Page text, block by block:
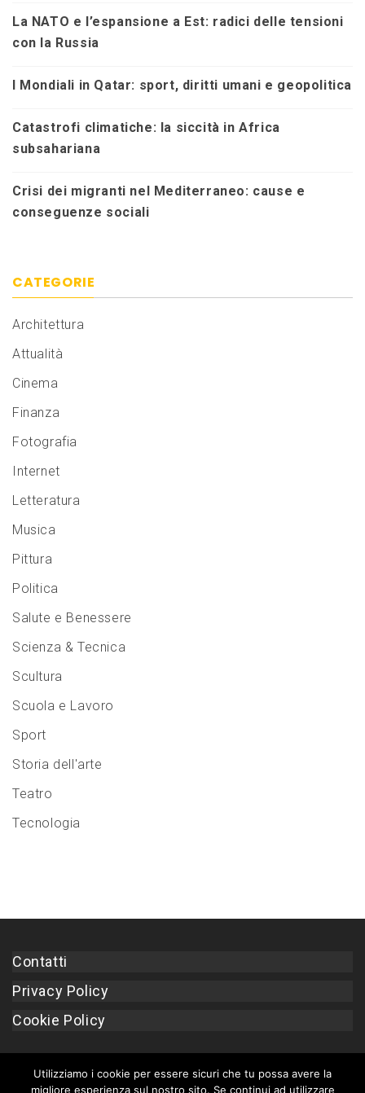
La NATO e l’espansione a Est: radici delle tensioni
con la Russia
I Mondiali in Qatar: sport, diritti umani e geopolitica
Catastrofi climatiche: la siccità in Africa
subsahariana
Crisi dei migranti nel Mediterraneo: cause e
conseguenze sociali
CATEGORIE
Architettura
Attualità
Cinema
Finanza
Fotografia
Internet
Letteratura
Musica
Pittura
Politica
Salute e Benessere
Scienza & Tecnica
Scultura
Scuola e Lavoro
Sport
Storia dell'arte
Teatro
Tecnologia
Contatti
Privacy Policy
Cookie Policy
Utilizziamo i cookie per essere sicuri che tu possa avere la
migliore esperienza sul nostro sito. Se continui ad utilizzare